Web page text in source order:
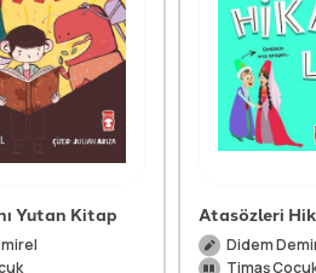
Yutan Kitap Atasözleri
Didem
Timaş